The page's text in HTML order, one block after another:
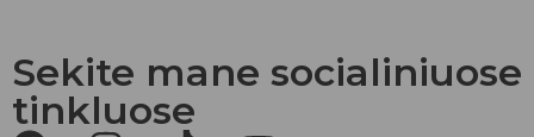
Sekite mane socialiniuose
tinkluose